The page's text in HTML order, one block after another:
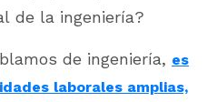
de la ingeniería?
de ingeniería, es
laborales amplias,